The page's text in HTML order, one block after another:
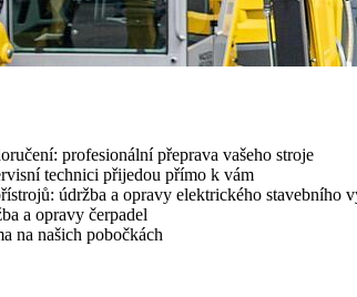
profesionální přeprava vašeho stroje
technici přijedou přímo k vám
údržba a opravy elektrického stavebního
a opravy čerpadel
na našich pobočkách